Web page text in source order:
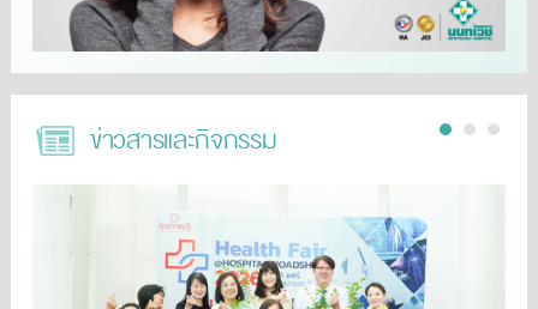
ข่าวสารและกิจกรรม